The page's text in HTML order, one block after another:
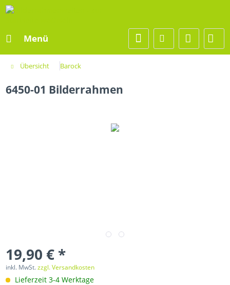
Menü
Übersicht Barock
6450-01 Bilderrahmen
19,90 € *
inkl. MwSt.zzgl. Versandkosten
Lieferzeit 3-4 Werktage